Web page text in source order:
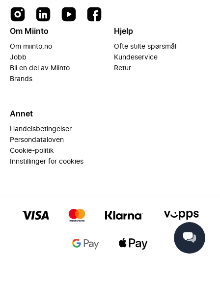
Om Miinto
Om miinto.no
Jobb
Bli en del av Miinto
Brands
Hjelp
Ofte stilte spørsmål
Kundeservice
Retur
Annet
Handelsbetingelser
Persondataloven
Cookie-politik
Innstillinger for cookies